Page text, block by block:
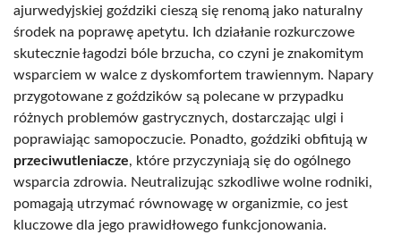
ajurwedyjskiej goździki cieszą się renomą jako naturalny
środek na poprawę apetytu. Ich działanie rozkurczowe
skutecznie łagodzi bóle brzucha, co czyni je znakomitym
wsparciem w walce z dyskomfortem trawiennym. Napary
przygotowane z goździków są polecane w przypadku
różnych problemów gastrycznych, dostarczając ulgi i
poprawiając samopoczucie. Ponadto, goździki obfitują w
przeciwutleniacze, które przyczyniają się do ogólnego
wsparcia zdrowia. Neutralizując szkodliwe wolne rodniki,
pomagają utrzymać równowagę w organizmie, co jest
kluczowe dla jego prawidłowego funkcjonowania.